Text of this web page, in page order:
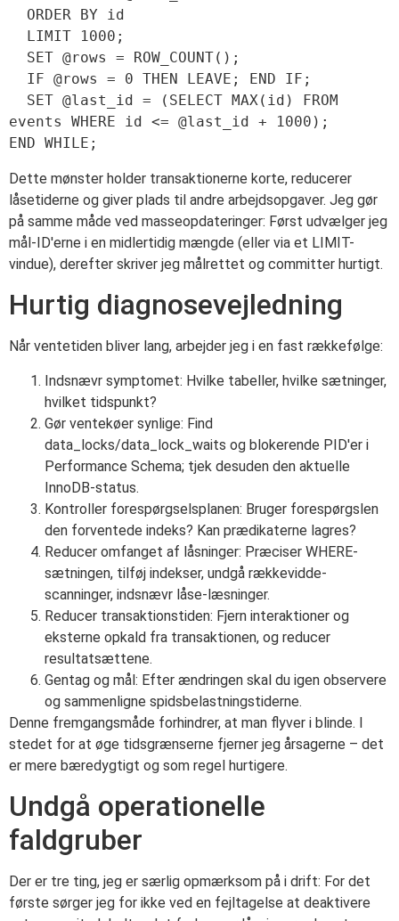
events WHERE id <= @last_id + 1000);
END WHILE;
Dette mønster holder transaktionerne korte, reducerer
låsetiderne og giver plads til andre arbejdsopgaver. Jeg gør
på samme måde ved masseopdateringer: Først udvælger jeg
mål-ID'erne i en midlertidig mængde (eller via et LIMIT-
vindue), derefter skriver jeg målrettet og committer hurtigt.
Hurtig diagnosevejledning
Når ventetiden bliver lang, arbejder jeg i en fast rækkefølge:
Indsnævr symptomet: Hvilke tabeller, hvilke sætninger,
hvilket tidspunkt?
Gør ventekøer synlige: Find
data_locks/data_lock_waits og blokerende PID'er i
Performance Schema; tjek desuden den aktuelle
InnoDB-status.
Kontroller forespørgselsplanen: Bruger forespørgslen
den forventede indeks? Kan prædikaterne lagres?
Reducer omfanget af låsninger: Præciser WHERE-
sætningen, tilføj indekser, undgå rækkevidde-
scanninger, indsnævr låse-læsninger.
Reducer transaktionstiden: Fjern interaktioner og
eksterne opkald fra transaktionen, og reducer
resultatsættene.
Gentag og mål: Efter ændringen skal du igen observere
og sammenligne spidsbelastningstiderne.
Denne fremgangsmåde forhindrer, at man flyver i blinde. I
stedet for at øge tidsgrænserne fjerner jeg årsagerne – det
er mere bæredygtigt og som regel hurtigere.
Undgå operationelle
faldgruber
Der er tre ting, jeg er særlig opmærksom på i drift: For det
første sørger jeg for ikke ved en fejltagelse at deaktivere